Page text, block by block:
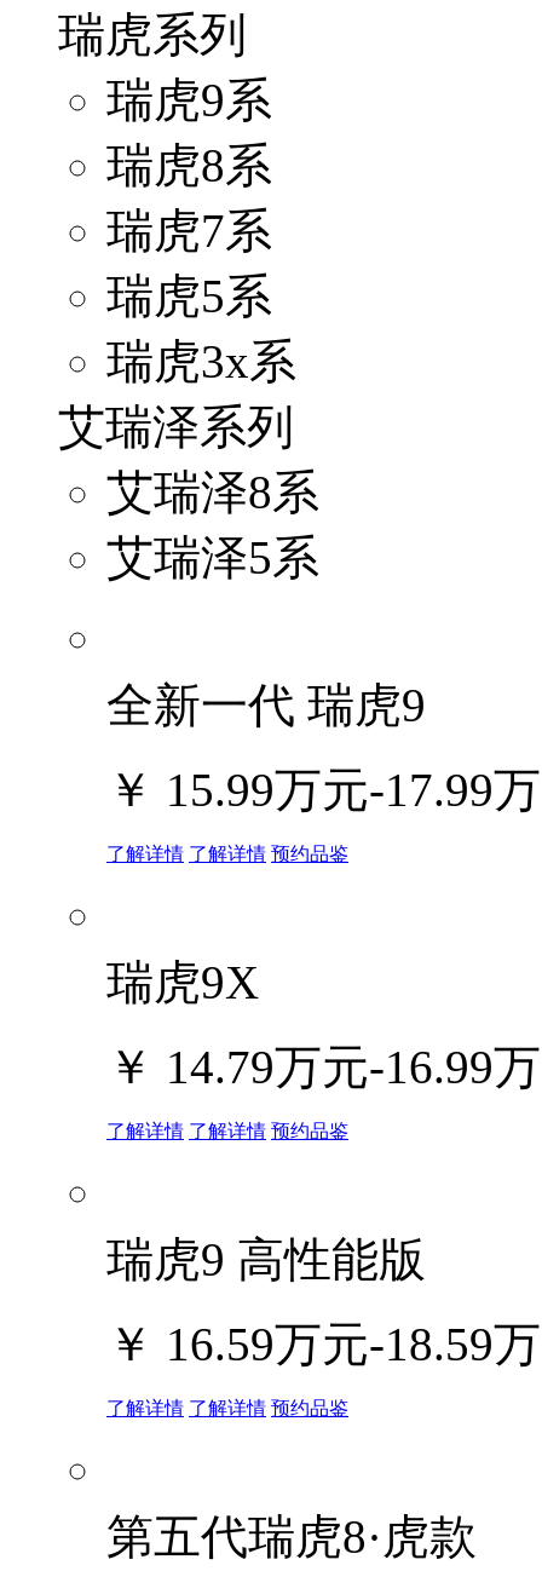
瑞虎系列
瑞虎9系
瑞虎8系
瑞虎7系
瑞虎5系
瑞虎3x系
艾瑞泽系列
艾瑞泽8系
艾瑞泽5系
全新一代 瑞虎9
￥ 15.99万元-17.99
了解详情 了解详情 预约品鉴
瑞虎9X
￥ 14.79万元-16.99
了解详情 了解详情 预约品鉴
瑞虎9 高性能版
￥ 16.59万元-18.59
了解详情 了解详情 预约品鉴
第五代瑞虎8·虎款